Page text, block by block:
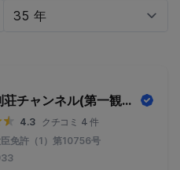
軽井沢別荘チャンネル(第一観光開発株式会社)
4.3
クチコミ 4 件
免許（1）第10756号